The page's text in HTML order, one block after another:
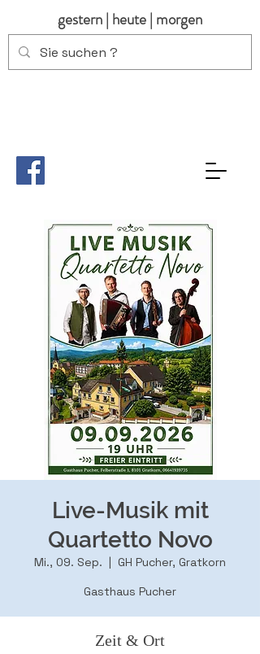
gestern | heute | morgen
Live-Musik mit
Quartetto Novo
Mi., 09. Sep.
  |
GH Pucher, Gratkorn
Gasthaus Pucher
Zeit & Ort